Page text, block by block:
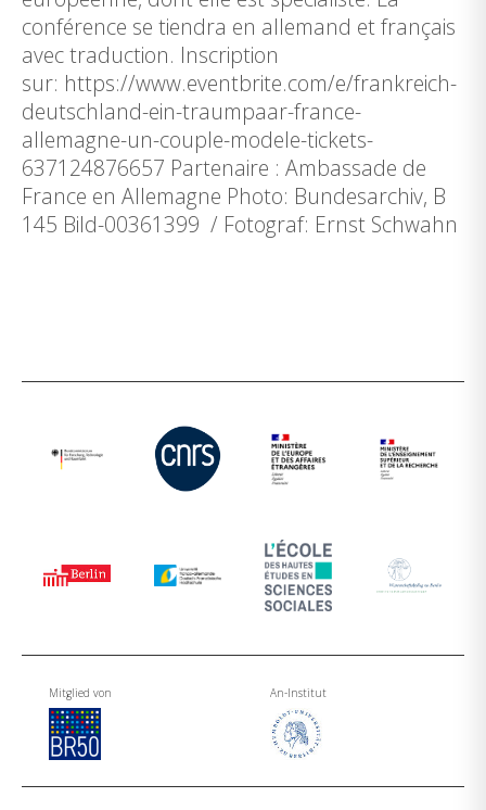
conférence se tiendra en allemand et français
avec traduction. Inscription
sur: https://www.eventbrite.com/e/frankreich-
deutschland-ein-traumpaar-france-
allemagne-un-couple-modele-tickets-
637124876657 Partenaire : Ambassade de
France en Allemagne Photo: Bundesarchiv, B
145 Bild-00361399 / Fotograf: Ernst Schwahn
Mitglied von An-Institut